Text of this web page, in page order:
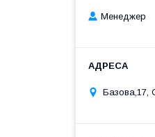
Менеджер
Базова,17,